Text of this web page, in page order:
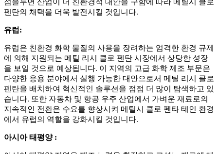
점을두면 산업이 더 친환경적 대안을 구함에 따라 메틸시 클로
펜탄의 채택을 더욱 발전시킬 것입니다.
유럽:
유럽은 친환경 화학 물질의 사용을 장려하는 엄격한 환경 규제
에 의해 지원되는 메틸 리시 클로 펜탄 시장에서 상당한 성장
을 보일 것으로 예상됩니다. 이 지역의 고급 화학 제조 부문은
다양한 응용 분야에서 실행 가능한 대안으로서 메틸 리시 클로
펜탄을 배치하여 혁신적인 솔루션을 점점 더 많이 탐색하고 있
습니다. 또한 자동차 및 항공 우주 산업에서 가벼운 재료로의
지속적인 전환은 수요를 향상시켜 메틸시 클로 펜타 테인 환경
에서 유럽의 역할을 강화시킬 것입니다.
아시아 태평양 :